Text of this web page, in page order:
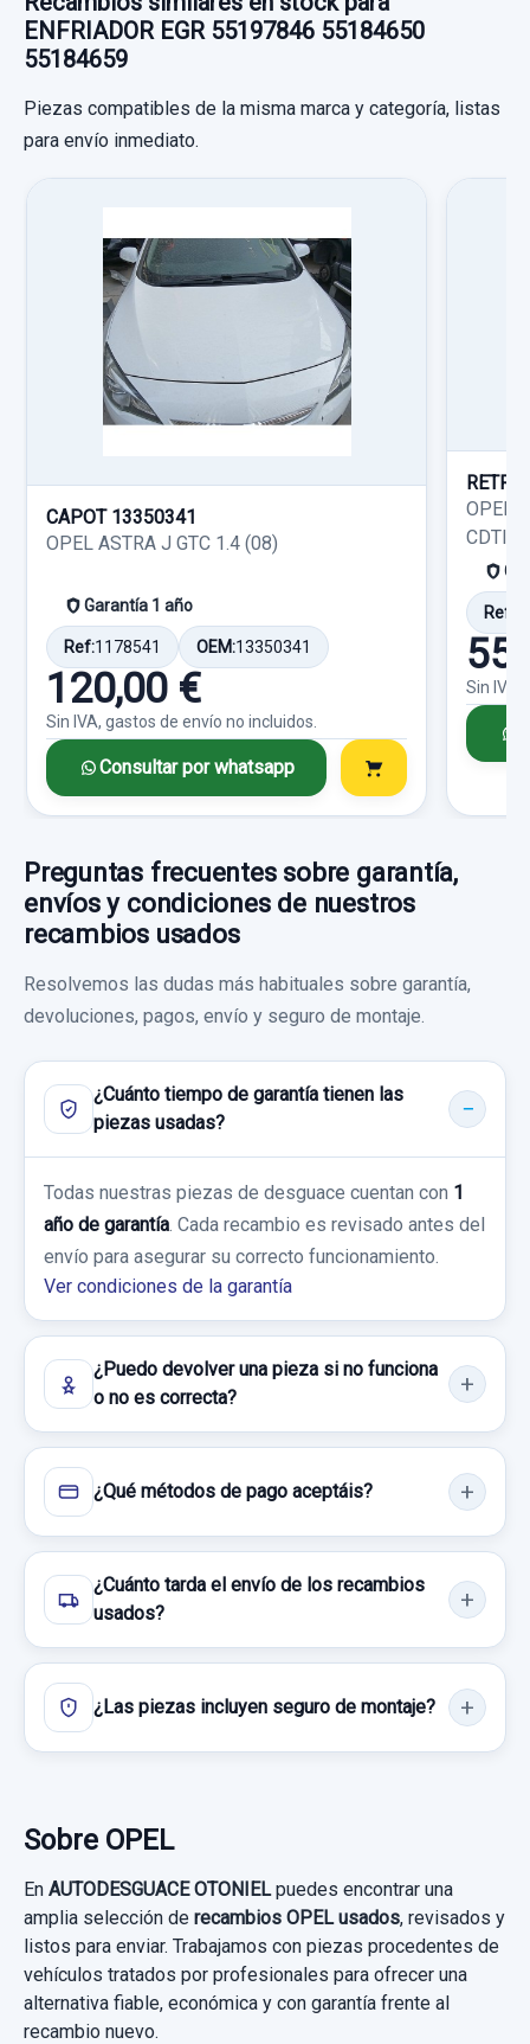
VALVULA EGR 55201144 ELECTRICA 55184651
VALVULA EGR 55201144 ELECTRICA...
usado.
OPEL MERIVA ENJOY
Garantía 1 año
40,00 €
Sin IVA, gastos de envío no incluidos.
Consultar por whatsapp
ENFRIADOR EGR 55197846 55184650
55184659
Piezas compatibles de la misma marca y categoría, listas
para envío inmediato.
CAPOT 13350341
OPEL ASTRA J GTC 1.4 (08)
Garantía 1 año
Ref:1178541 OEM:13350341
120,00 €
Sin IVA, gastos de envío no incluidos.
Consultar por whatsapp
OPEL
CDTI
Ref:
Sin IVA,
Preguntas frecuentes sobre garantía,
envíos y condiciones de nuestros
recambios usados
Resolvemos las dudas más habituales sobre garantía,
devoluciones, pagos, envío y seguro de montaje.
¿Cuánto tiempo de garantía tienen las
piezas usadas?
Todas nuestras piezas de desguace cuentan con 1
año de garantía . Cada recambio es revisado antes del
envío para asegurar su correcto funcionamiento.
Ver condiciones de la garantía
¿Puedo devolver una pieza si no funciona
o no es correcta?
¿Qué métodos de pago aceptáis?
¿Cuánto tarda el envío de los recambios
usados?
¿Las piezas incluyen seguro de montaje?
Sobre OPEL
En AUTODESGUACE OTONIELpuedes encontrar una
amplia selección de recambios OPEL usados, revisados y
listos para enviar. Trabajamos con piezas procedentes de
vehículos tratados por profesionales para ofrecer una
alternativa fiable, económica y con garantía frente al
recambio nuevo.